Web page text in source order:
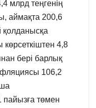
млрд теңгенің
аймақта 200,6
көрсеткіштен 4,8
бері барлық
106,2
пайызға төмен